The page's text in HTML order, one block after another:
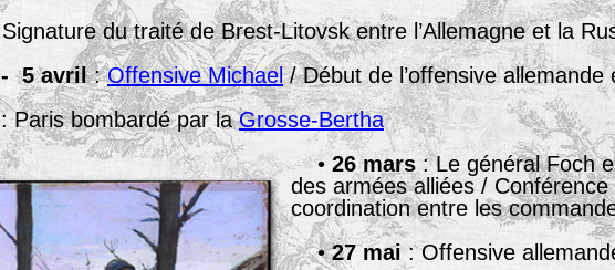
du traité de Brest-Litovsk entre l’Allemagne et la
- 5 avril:Offensive Michael/ Début de l’offensive allemande
Paris bombardé par laGrosse-Bertha
• 26 mars : Le général Foch
des armées alliées / Conférence
coordination entre les
•27 mai: Offensive